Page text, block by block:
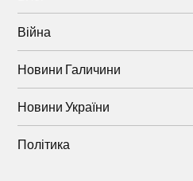
Війна
Новини Галичини
Новини України
Політика